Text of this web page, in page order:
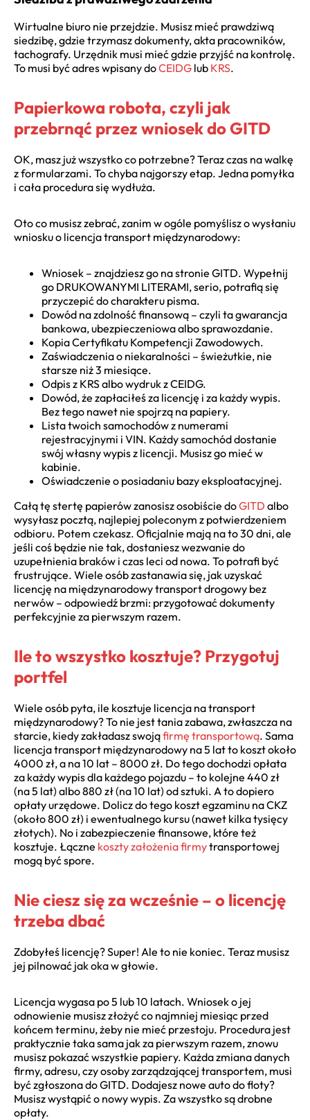
Wirtualne biuro nie przejdzie. Musisz mieć prawdziwą
siedzibę, gdzie trzymasz dokumenty, akta pracowników,
tachografy. Urzędnik musi mieć gdzie przyjść na kontrolę.
To musi być adres wpisany doCEIDG lub KRS.
Papierkowa robota, czyli jak
przebrnąć przez wniosek do GITD
OK, masz już wszystko co potrzebne? Teraz czas na walkę
z formularzami. To chyba najgorszy etap. Jedna pomyłka
i cała procedura się wydłuża.
Oto co musisz zebrać, zanim w ogóle pomyślisz o wysłaniu
wniosku o licencja transport międzynarodowy:
Wniosek – znajdziesz go na stronie GITD. Wypełnij
go DRUKOWANYMI LITERAMI, serio, potrafią się
przyczepić do charakteru pisma.
Dowód na zdolność finansową – czyli ta gwarancja
bankowa, ubezpieczeniowa albo sprawozdanie.
Kopia Certyfikatu Kompetencji Zawodowych.
Zaświadczenia o niekaralności – świeżutkie, nie
starsze niż 3 miesiące.
Odpis z KRS albo wydruk z CEIDG.
Dowód, że zapłaciłeś za licencję i za każdy wypis.
Bez tego nawet nie spojrzą na papiery.
Lista twoich samochodów z numerami
rejestracyjnymi i VIN. Każdy samochód dostanie
swój własny wypis z licencji. Musisz go mieć w
kabinie.
Oświadczenie o posiadaniu bazy eksploatacyjnej.
Całą tę stertę papierów zanosisz osobiście doGITD albo
wysyłasz pocztą, najlepiej poleconym z potwierdzeniem
odbioru. Potem czekasz. Oficjalnie mają na to 30 dni, ale
jeśli coś będzie nie tak, dostaniesz wezwanie do
uzupełnienia braków i czas leci od nowa. To potrafi być
frustrujące. Wiele osób zastanawia się, jak uzyskać
licencję na międzynarodowy transport drogowy bez
nerwów – odpowiedź brzmi: przygotować dokumenty
perfekcyjnie za pierwszym razem.
Ile to wszystko kosztuje? Przygotuj
portfel
Wiele osób pyta, ile kosztuje licencja na transport
międzynarodowy? To nie jest tania zabawa, zwłaszcza na
starcie, kiedy zakładasz swojąfirmę transportową. Sama
licencja transport międzynarodowy na 5 lat to koszt około
4000 zł, a na 10 lat – 8000 zł. Do tego dochodzi opłata
za każdy wypis dla każdego pojazdu – to kolejne 440 zł
(na 5 lat) albo 880 zł (na 10 lat) od sztuki. A to dopiero
opłaty urzędowe. Dolicz do tego koszt egzaminu na CKZ
(około 800 zł) i ewentualnego kursu (nawet kilka tysięcy
złotych). No i zabezpieczenie finansowe, które też
kosztuje. Łączne koszty założenia firmytransportowej
mogą być spore.
Nie ciesz się za wcześnie – o licencję
trzeba dbać
Zdobyłeś licencję? Super! Ale to nie koniec. Teraz musisz
jej pilnować jak oka w głowie.
Licencja wygasa po 5 lub 10 latach. Wniosek o jej
odnowienie musisz złożyć co najmniej miesiąc przed
końcem terminu, żeby nie mieć przestoju. Procedura jest
praktycznie taka sama jak za pierwszym razem, znowu
musisz pokazać wszystkie papiery. Każda zmiana danych
firmy, adresu, czy osoby zarządzającej transportem, musi
być zgłoszona do GITD. Dodajesz nowe auto do floty?
Musisz wystąpić o nowy wypis. Za wszystko są drobne
opłaty.